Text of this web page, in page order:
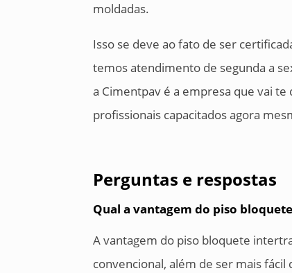
moldadas.
Isso se deve ao fato de ser
temos atendimento de segunda a
a Cimentpav é a empresa que vai
profissionais capacitados agora
Perguntas e respostas
Qual a vantagem do piso
A vantagem do piso bloquete
convencional, além de ser mais fácil